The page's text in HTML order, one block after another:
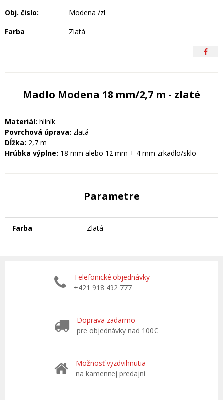
Obj. čislo:
Modena /zl
Farba
Zlatá
Madlo Modena 18 mm/2,7 m - zlaté
Materiál: hliník
Povrchová úprava: zlatá
Dĺžka: 2,7 m
Hrúbka výplne: 18 mm alebo 12 mm + 4 mm zrkadlo/sklo
Parametre
Farba Zlatá
Telefonické objednávky
+421 918 492 777
Doprava zadarmo
pre objednávky nad 100€
Možnosť vyzdvihnutia
na kamennej predajni